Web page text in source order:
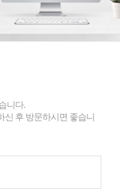
니다.
신 후 방문하시면 좋습니